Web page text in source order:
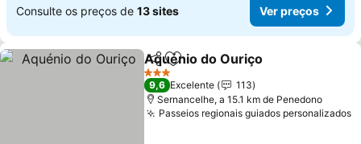
Consulte os preços de 13 sites Ver preços
PartilharAdicionar aos favoritos
Aquénio do Ouriço
3 Estrelas
9,6 Excelente
113
Sernancelhe, a 15.1 km de Penedono
Passeios regionais guiados personalizados